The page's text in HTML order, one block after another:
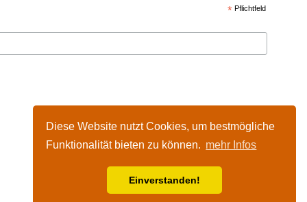
Diese Website nutzt Cookies, um bestmögliche
Funktionalität bieten zu können. mehr Infos
Einverstanden!
* Pflichtfeld